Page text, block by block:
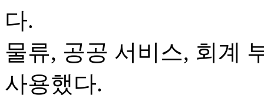
다.
물류, 공공 서비스, 회계
사용했다.